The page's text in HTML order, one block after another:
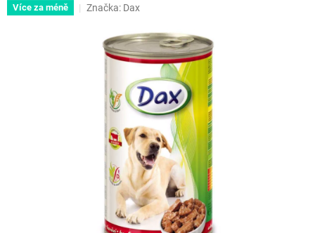
Více za méně Značka: Dax